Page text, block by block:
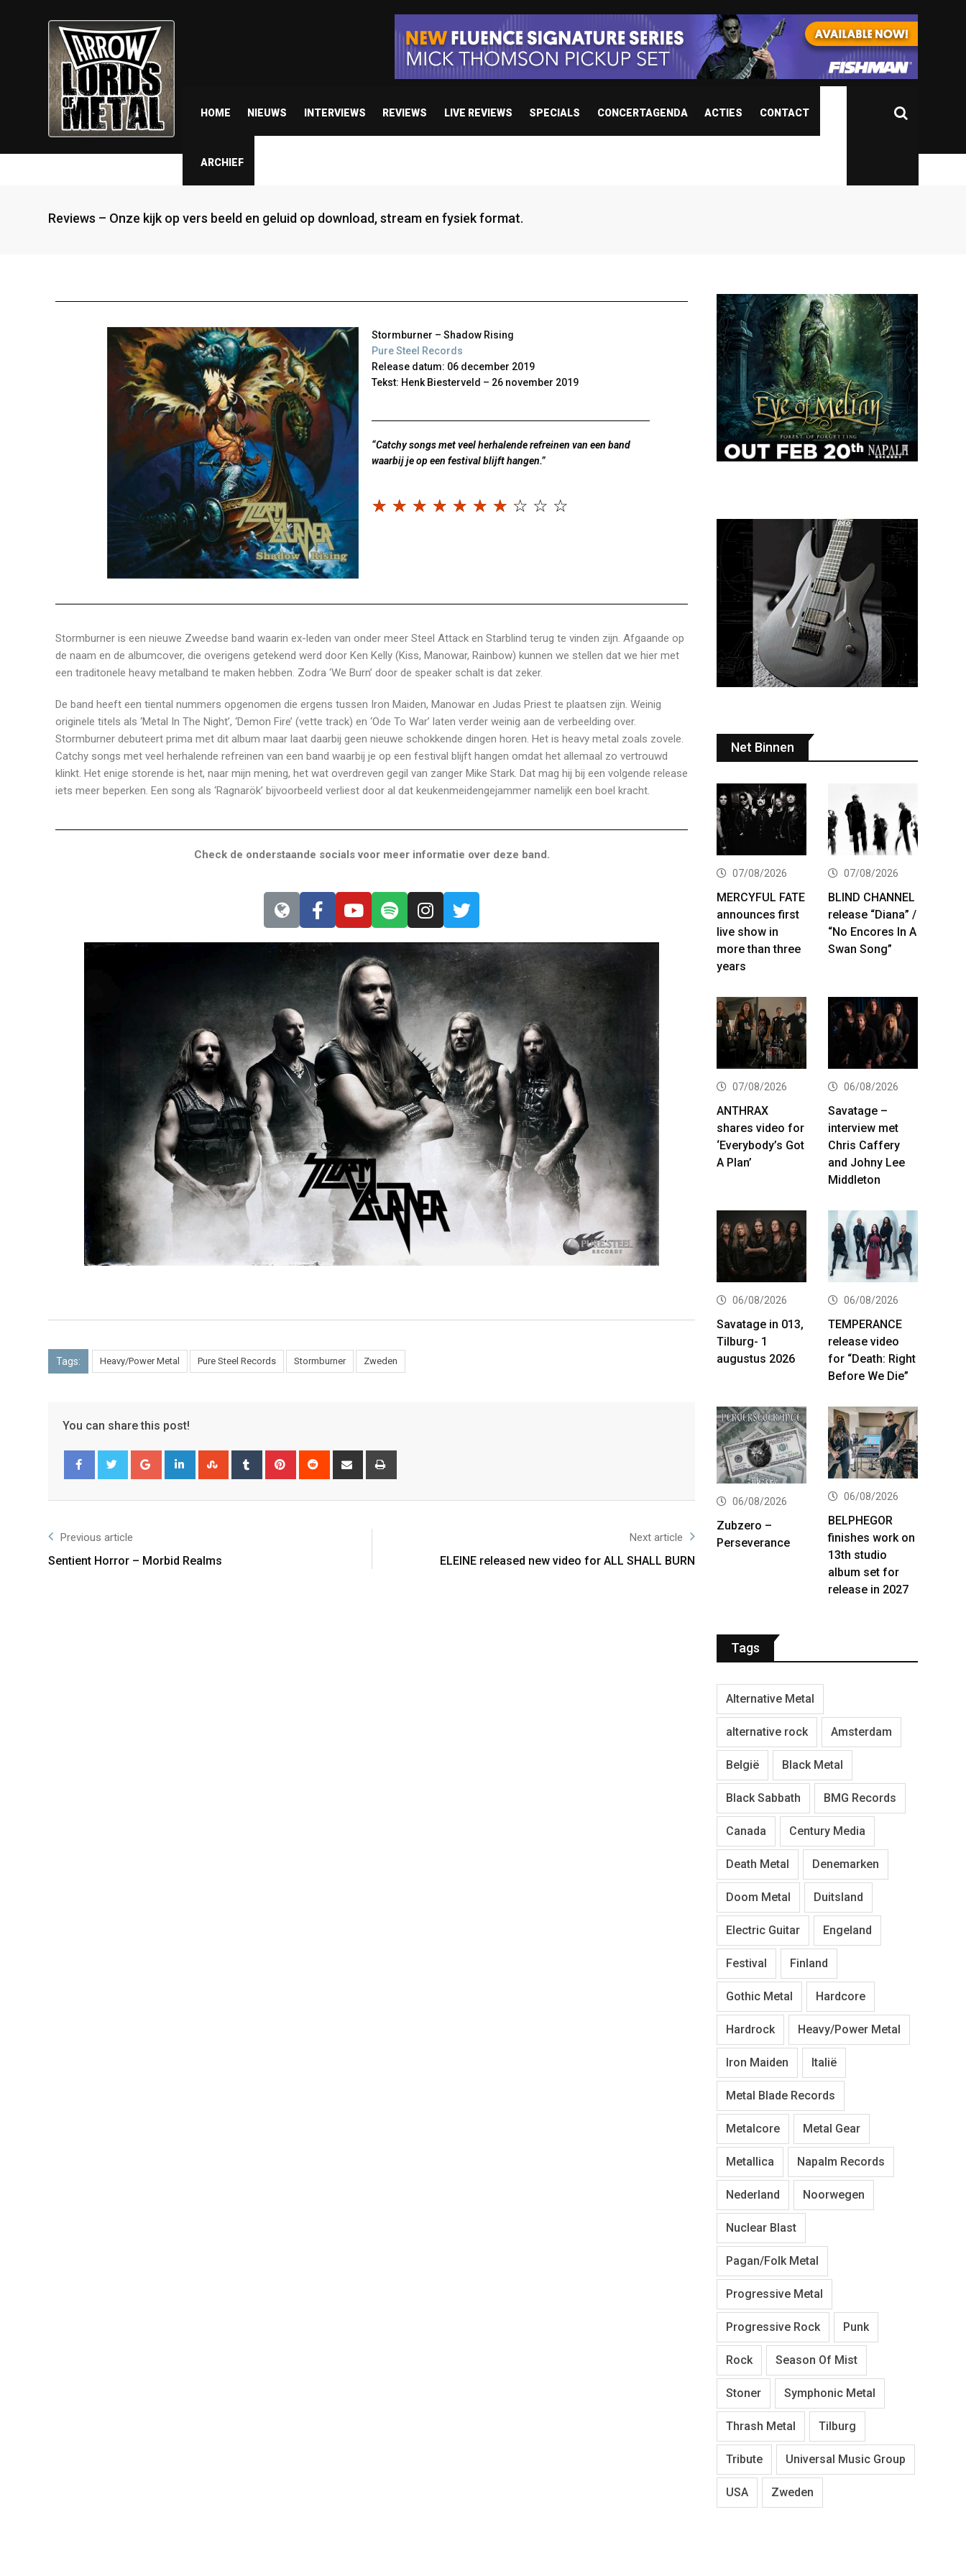
HOME NIEUWS INTERVIEWS REVIEWS LIVE REVIEWS SPECIALS CONCERTAGENDA ACTIES CONTACT
ARCHIEF
Reviews – Onze kijk op vers beeld en geluid op download, stream en fysiek format.
Stormburner – Shadow Rising
Pure Steel Records
Release datum: 06 december 2019
Tekst: Henk Biesterveld – 26 november 2019
“Catchy songs met veel herhalende refreinen van een band
waarbij je op een festival blijft hangen.”
☆ ☆ ☆ ☆ ☆ ☆ ☆ ☆ ☆ ☆
Stormburner is een nieuwe Zweedse band waarin ex-leden van onder meer Steel Attack en Starblind terug te vinden zijn. Afgaande op
de naam en de albumcover, die overigens getekend werd door Ken Kelly (Kiss, Manowar, Rainbow) kunnen we stellen dat we hier met
een traditonele heavy metalband te maken hebben. Zodra ‘We Burn’ door de speaker schalt is dat zeker.
De band heeft een tiental nummers opgenomen die ergens tussen Iron Maiden, Manowar en Judas Priest te plaatsen zijn. Weinig
originele titels als ‘Metal In The Night’, ‘Demon Fire’ (vette track) en ‘Ode To War’ laten verder weinig aan de verbeelding over.
Stormburner debuteert prima met dit album maar laat daarbij geen nieuwe schokkende dingen horen. Het is heavy metal zoals zovele.
Catchy songs met veel herhalende refreinen van een band waarbij je op een festival blijft hangen omdat het allemaal zo vertrouwd
klinkt. Het enige storende is het, naar mijn mening, het wat overdreven gegil van zanger Mike Stark. Dat mag hij bij een volgende release
iets meer beperken. Een song als ‘Ragnarök’ bijvoorbeeld verliest door al dat keukenmeidengejammer namelijk een boel kracht.
Check de onderstaande socials voor meer informatie over deze band.
Tags: Heavy/Power Metal Pure Steel Records Stormburner Zweden
You can share this post!
Previous article
Sentient Horror – Morbid Realms
Next article
ELEINE released new video for ALL SHALL BURN
Net Binnen
07/08/2026
MERCYFUL FATE
announces first
live show in
more than three
years
07/08/2026
BLIND CHANNEL
release “Diana” /
“No Encores In A
Swan Song”
07/08/2026
ANTHRAX
shares video for
‘Everybody’s Got
A Plan’
06/08/2026
Savatage –
interview met
Chris Caffery
and Johny Lee
Middleton
06/08/2026
Savatage in 013,
Tilburg- 1
augustus 2026
06/08/2026
TEMPERANCE
release video
for “Death: Right
Before We Die”
06/08/2026
Zubzero –
Perseverance
06/08/2026
BELPHEGOR
finishes work on
13th studio
album set for
release in 2027
Tags
Alternative Metal
alternative rock Amsterdam
België Black Metal
Black Sabbath BMG Records
Canada Century Media
Death Metal Denemarken
Doom Metal Duitsland
Electric Guitar Engeland
Festival Finland
Gothic Metal Hardcore
Hardrock Heavy/Power Metal
Iron Maiden Italië
Metal Blade Records
Metalcore Metal Gear
Metallica Napalm Records
Nederland Noorwegen
Nuclear Blast
Pagan/Folk Metal
Progressive Metal
Progressive Rock Punk
Rock Season Of Mist
Stoner Symphonic Metal
Thrash Metal Tilburg
Tribute Universal Music Group
USA Zweden